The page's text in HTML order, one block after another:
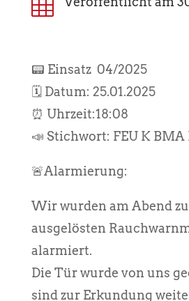

📟 Einsatz 04/2025
🗓️ Datum: 25.01.2025
⏰ Uhrzeit:18:08
📣 Stichwort: FEU K BMA
🚨Alarmierung:
Wir wurden am Abend
ausgelösten
alarmiert.
Die Tür wurde von uns
sind zur Erkundung